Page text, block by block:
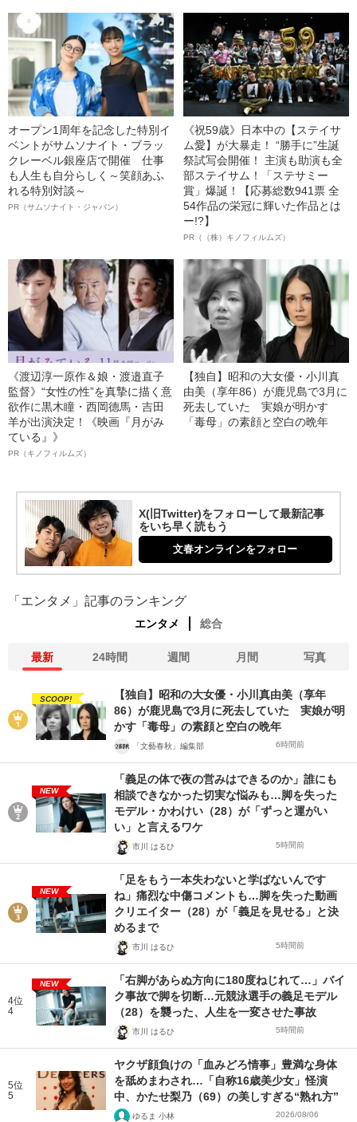
オープン1周年を記念した特別イ
ベントがサムソナイト・ブラッ
クレーベル銀座店で開催 仕事
も人生も自分らしく～笑顔あふ
れる特別対談～
PR（サムソナイト・ジャパン）
《祝59歳》日本中の【ステイサ
ム愛】が大暴走！ “勝手に”生誕
祭試写会開催！ 主演も助演も全
部ステイサム！「ステサミー
賞」爆誕！【応募総数941票 全
54作品の栄冠に輝いた作品とは
ー!?】
PR（（株）キノフィルムズ）
《渡辺淳一原作＆娘・渡邉直子
監督》“女性の性”を真摯に描く意
欲作に黒木瞳・西岡德馬・吉田
羊が出演決定！《映画『月がみ
ている』》
PR（キノフィルムズ）
【独自】昭和の大女優・小川真
由美（享年86）が鹿児島で3月に
死去していた 実娘が明かす
「毒母」の素顔と空白の晩年
X(旧Twitter)をフォローして最新記事
をいち早く読もう
文春オンラインをフォロー
「エンタメ」記事のランキング
エンタメ 総合
最新 24時間 週間 月間 写真
SCOOP!
【独自】昭和の大女優・小川真由美（享年
86）が鹿児島で3月に死去していた 実娘が明
かす「毒母」の素顔と空白の晩年
「文藝春秋」編集部 6時間前
NEW
「義足の体で夜の営みはできるのか」誰にも
相談できなかった切実な悩みも…脚を失った
モデル・かわけい（28）が「ずっと運がい
い」と言えるワケ
市川 はるひ 5時間前
NEW
「足をもう一本失わないと学ばないんです
ね」痛烈な中傷コメントも…脚を失った動画
クリエイター（28）が「義足を見せる」と決
めるまで
市川 はるひ 5時間前
4位
4
NEW
「右脚があらぬ方向に180度ねじれて…」バイ
ク事故で脚を切断…元競泳選手の義足モデル
（28）を襲った、人生を一変させた事故
市川 はるひ 5時間前
5位
5
ヤクザ顔負けの「血みどろ情事」豊満な身体
を舐めまわされ…「自称16歳美少女」怪演
中、かたせ梨乃（69）の美しすぎる“熟れ方”
ゆるま 小林 2026/08/06